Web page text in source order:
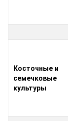
Косточные и
семечковые
культуры